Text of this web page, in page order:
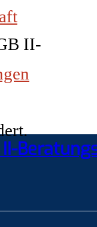
II-
II-